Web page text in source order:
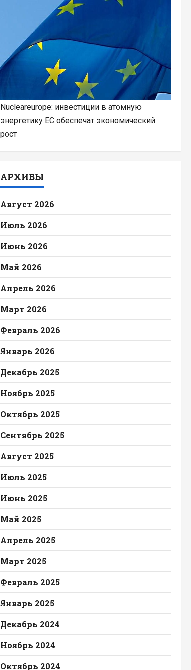
Nucleareurope: инвестиции в атомную
энергетику ЕС обеспечат экономический
рост
АРХИВЫ
Август 2026
Июль 2026
Июнь 2026
Май 2026
Апрель 2026
Март 2026
Февраль 2026
Январь 2026
Декабрь 2025
Ноябрь 2025
Октябрь 2025
Сентябрь 2025
Август 2025
Июль 2025
Июнь 2025
Май 2025
Апрель 2025
Март 2025
Февраль 2025
Январь 2025
Декабрь 2024
Ноябрь 2024
Октябрь 2024